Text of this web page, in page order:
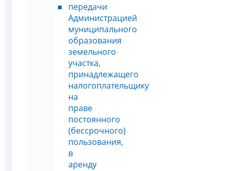
передачи
Администрацией
муниципального
образования
земельного
участка,
принадлежащего
налогоплательщику
на
праве
постоянного
(бессрочного)
пользования,
в
аренду